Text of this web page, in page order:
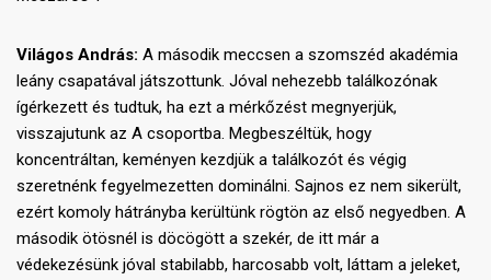
Világos András: A második meccsen a szomszéd akadémia
leány csapatával játszottunk. Jóval nehezebb találkozónak
ígérkezett és tudtuk, ha ezt a mérkőzést megnyerjük,
visszajutunk az A csoportba. Megbeszéltük, hogy
koncentráltan, keményen kezdjük a találkozót és végig
szeretnénk fegyelmezetten dominálni. Sajnos ez nem sikerült,
ezért komoly hátrányba kerültünk rögtön az első negyedben. A
második ötösnél is döcögött a szekér, de itt már a
védekezésünk jóval stabilabb, harcosabb volt, láttam a jeleket,